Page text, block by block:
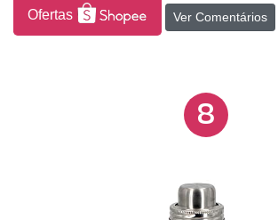
Ofertas Ver Comentários
8